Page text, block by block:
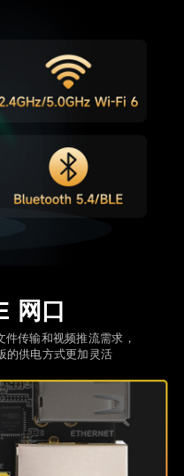
网口
传输和视频推流需求，
的供电方式更加灵活